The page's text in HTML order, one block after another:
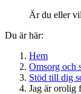
Är du eller
Du är här:
Hem
Omsorg och
Stöd till dig
Jag är orolig